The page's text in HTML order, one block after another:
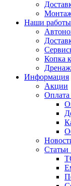
Наши работы
Копка
Информация
Акции
Оплата
Статьи